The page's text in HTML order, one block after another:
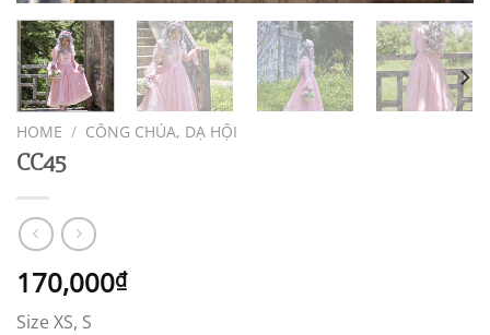
HOME / CÔNG CHÚA, DẠ HỘI
CC45
170,000₫
Size XS, S